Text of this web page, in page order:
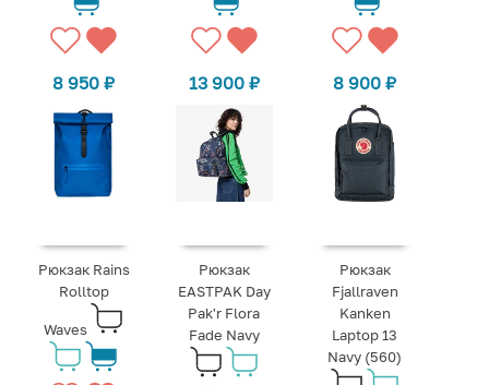
8 950₽ 13 900 ₽ 8 900₽
Рюкзак Rains
Rolltop
Waves
Рюкзак
EASTPAK Day
Pak'r Flora
Fade Navy
Рюкзак
Fjallraven
Kanken
Laptop 13
Navy (560)